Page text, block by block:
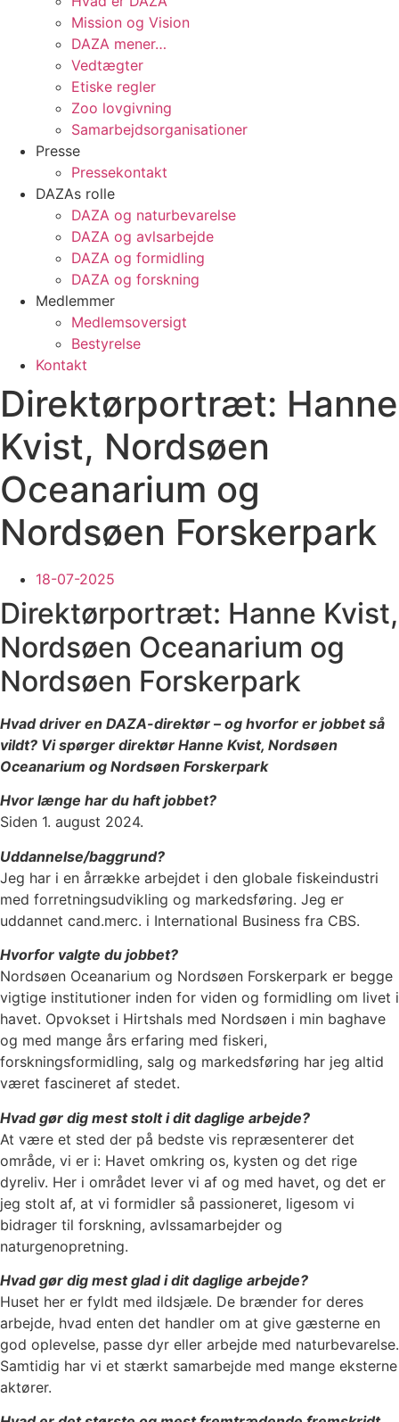
Mission og Vision
DAZA mener…
Vedtægter
Etiske regler
Zoo lovgivning
Samarbejdsorganisationer
Presse
Pressekontakt
DAZAs rolle
DAZA og natur­bevarelse
DAZA og avls­arbejde
DAZA og formidling
DAZA og forskning
Medlemmer
Medlemsoversigt
Bestyrelse
Kontakt
Direktørportræt: Hanne
Kvist, Nordsøen
Oceanarium og
Nordsøen Forskerpark
18-07-2025
Direktørportræt: Hanne Kvist,
Nordsøen Oceanarium og
Nordsøen Forskerpark
Hvad driver en DAZA-direktør – og hvorfor er jobbet så
vildt? Vi spørger direktør Hanne Kvist, Nordsøen
Oceanarium og Nordsøen Forskerpark
Hvor længe har du haft jobbet?
Siden 1. august 2024.
Uddannelse/baggrund?
Jeg har i en årrække arbejdet i den globale fiskeindustri
med forretningsudvikling og markedsføring. Jeg er
uddannet cand.merc. i International Business fra CBS.
Hvorfor valgte du jobbet?
Nordsøen Oceanarium og Nordsøen Forskerpark er begge
vigtige institutioner inden for viden og formidling om livet i
havet. Opvokset i Hirtshals med Nordsøen i min baghave
og med mange års erfaring med fiskeri,
forskningsformidling, salg og markedsføring har jeg altid
været fascineret af stedet.
Hvad gør dig mest stolt i dit daglige arbejde?
At være et sted der på bedste vis repræsenterer det
område, vi er i: Havet omkring os, kysten og det rige
dyreliv. Her i området lever vi af og med havet, og det er
jeg stolt af, at vi formidler så passioneret, ligesom vi
bidrager til forskning, avlssamarbejder og
naturgenopretning.
Hvad gør dig mest glad i dit daglige arbejde?
Huset her er fyldt med ildsjæle. De brænder for deres
arbejde, hvad enten det handler om at give gæsterne en
god oplevelse, passe dyr eller arbejde med naturbevarelse.
Samtidig har vi et stærkt samarbejde med mange eksterne
aktører.